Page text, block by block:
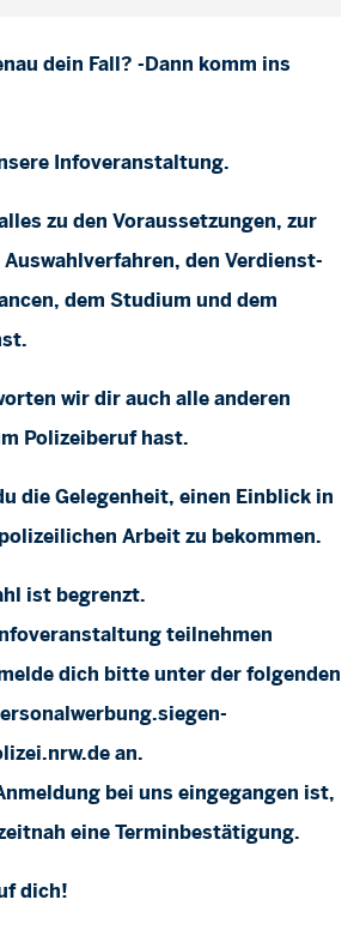
dein Fall? -Dann komm ins
Infoveranstaltung.
zu den Voraussetzungen, zur
Auswahlverfahren, den Verdienst-
dem Studium und dem
wir dir auch alle anderen
Polizeiberuf hast.
die Gelegenheit, einen Einblick in
polizeilichen Arbeit zu bekommen.
ist begrenzt.
teilnehmen
dich bitte unter der folgenden
an.
bei uns eingegangen ist,
eine Terminbestätigung.
dich!